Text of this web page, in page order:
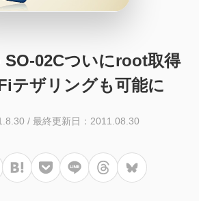
オーディオ
02Cついにroot取得
テザリングも可能に
/ 最終更新日：2011.08.30